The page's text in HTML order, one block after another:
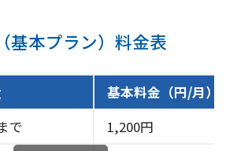
基本プラン）料金表
基本料金（円/月）
で
1,200円